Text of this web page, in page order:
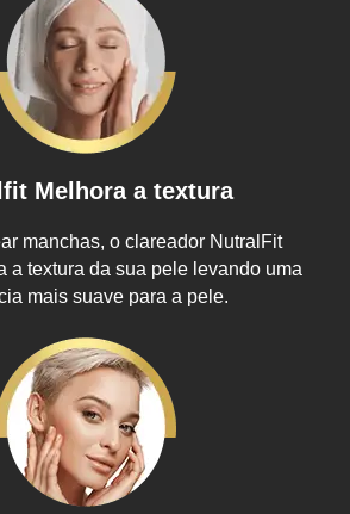
Melhora a textura
manchas, o clareador NutralFit
a textura da sua pele levando uma
mais suave para a pele.